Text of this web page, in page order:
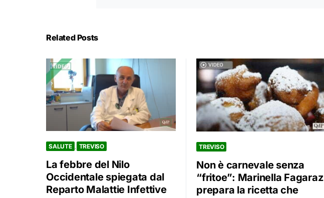
Related Posts
SALUTE TREVISO
La febbre del Nilo
Occidentale spiegata dal
Reparto Malattie Infettive
TREVISO
Non è carnevale senza
“fritoe”: Marinella Fagaraz
prepara la ricetta che